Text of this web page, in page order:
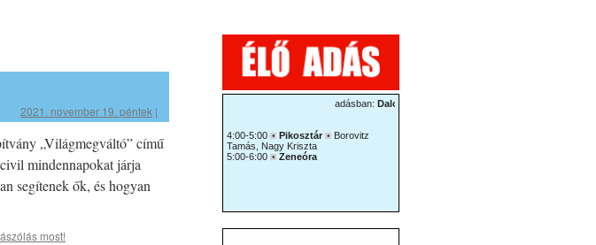
2021. november 19. péntek |
„Világmegváltó” című
mindennapokat járja
segítenek ők, és hogyan
most!